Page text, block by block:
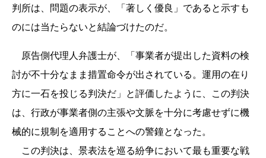
判所は、問題の表示が、「著しく優良」であると示すも
のには当たらないと結論づけたのだ。
原告側代理人弁護士が、「事業者が提出した資料の検
討が不十分なまま措置命令が出されている。運用の在り
方に一石を投じる判決だ」と評価したように、この判決
は、行政が事業者側の主張や文脈を十分に考慮せずに機
械的に規制を適用することへの警鐘となった。
この判決は、景表法を巡る紛争において最も重要な戦